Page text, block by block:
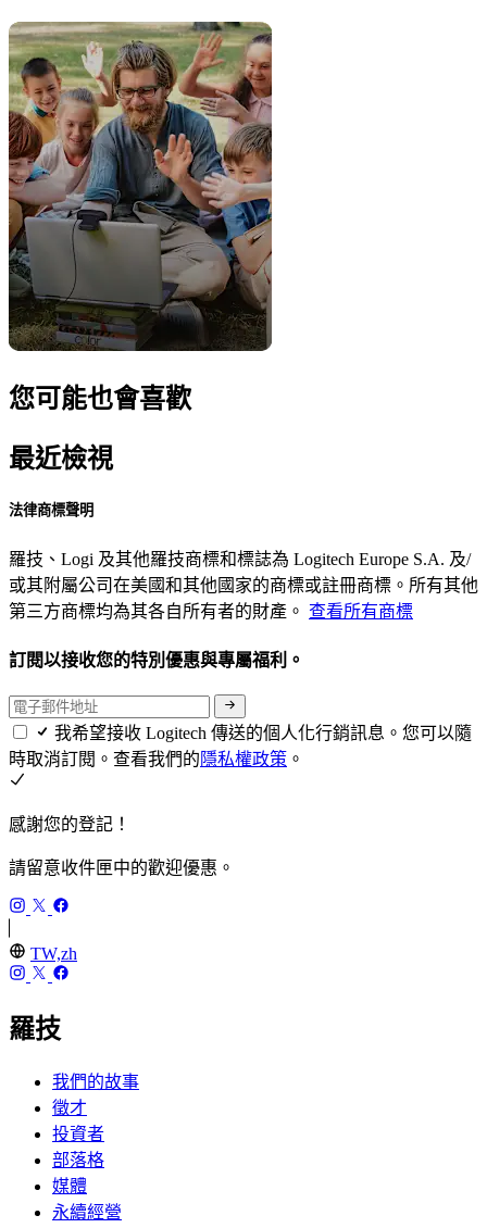
您可能也會喜歡
最近檢視
法律商標聲明
羅技、Logi 及其他羅技商標和標誌為 Logitech Europe S.A. 及/
或其附屬公司在美國和其他國家的商標或註冊商標。所有其他
第三方商標均為其各自所有者的財產。 查看所有商標
訂閱以接收您的特別優惠與專屬福利。
我希望接收 Logitech 傳送的個人化行銷訊息。您可以隨
時取消訂閱。查看我們的隱私權政策 。
感謝您的登記！
請留意收件匣中的歡迎優惠。
TW,zh
羅技
我們的故事
徵才
投資者
部落格
媒體
永續經營